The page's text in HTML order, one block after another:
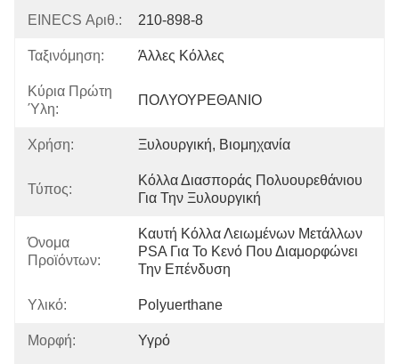
EINECS Αριθ.: 210-898-8
Ταξινόμηση: Άλλες Κόλλες
Κύρια Πρώτη
Ύλη:
ΠΟΛΥΟΥΡΕΘΑΝΙΟ
Χρήση: Ξυλουργική, Βιομηχανία
Τύπος:
Κόλλα Διασποράς Πολυουρεθάνιου
Για Την Ξυλουργική
Όνομα
Προϊόντων:
Καυτή Κόλλα Λειωμένων Μετάλλων
PSA Για Το Κενό Που Διαμορφώνει
Την Επένδυση
Υλικό: Polyuerthane
Μορφή: Υγρό